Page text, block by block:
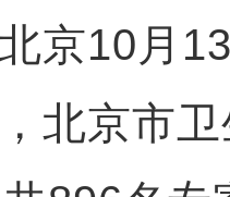
10月13
北京市